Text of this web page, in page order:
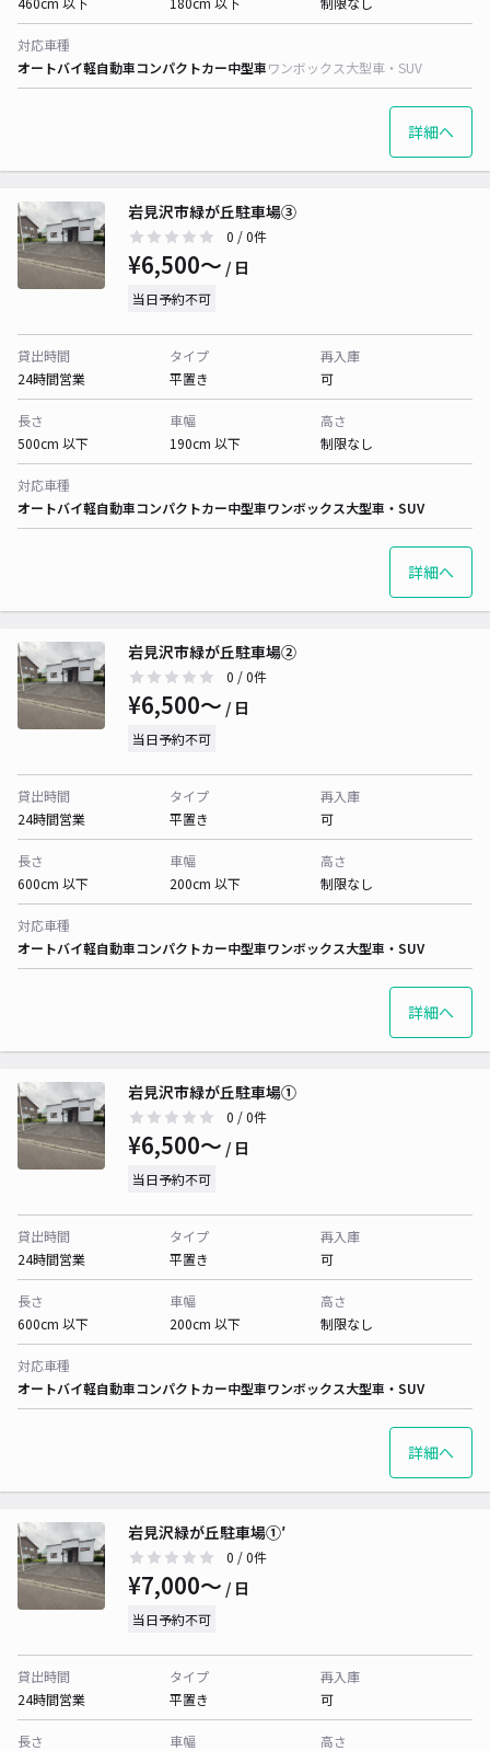
対応車種
オートバイ軽自動車コンパクトカー中型車ワンボックス大型車・SUV
詳細へ
岩見沢市緑が丘駐車場③
0 / 0件
¥6,500〜 / 日
当日予約不可
貸出時間
24時間営業
タイプ
平置き
再入庫
可
長さ
500cm 以下
車幅
190cm 以下
高さ
制限なし
対応車種
オートバイ軽自動車コンパクトカー中型車ワンボックス大型車・SUV
詳細へ
岩見沢市緑が丘駐車場②
0 / 0件
¥6,500〜 / 日
当日予約不可
貸出時間
24時間営業
タイプ
平置き
再入庫
可
長さ
600cm 以下
車幅
200cm 以下
高さ
制限なし
対応車種
オートバイ軽自動車コンパクトカー中型車ワンボックス大型車・SUV
詳細へ
岩見沢市緑が丘駐車場①
0 / 0件
¥6,500〜 / 日
当日予約不可
貸出時間
24時間営業
タイプ
平置き
再入庫
可
長さ
600cm 以下
車幅
200cm 以下
高さ
制限なし
対応車種
オートバイ軽自動車コンパクトカー中型車ワンボックス大型車・SUV
詳細へ
岩見沢緑が丘駐車場①′
0 / 0件
¥7,000〜 / 日
当日予約不可
貸出時間
24時間営業
タイプ
平置き
再入庫
可
長さ
車幅
高さ